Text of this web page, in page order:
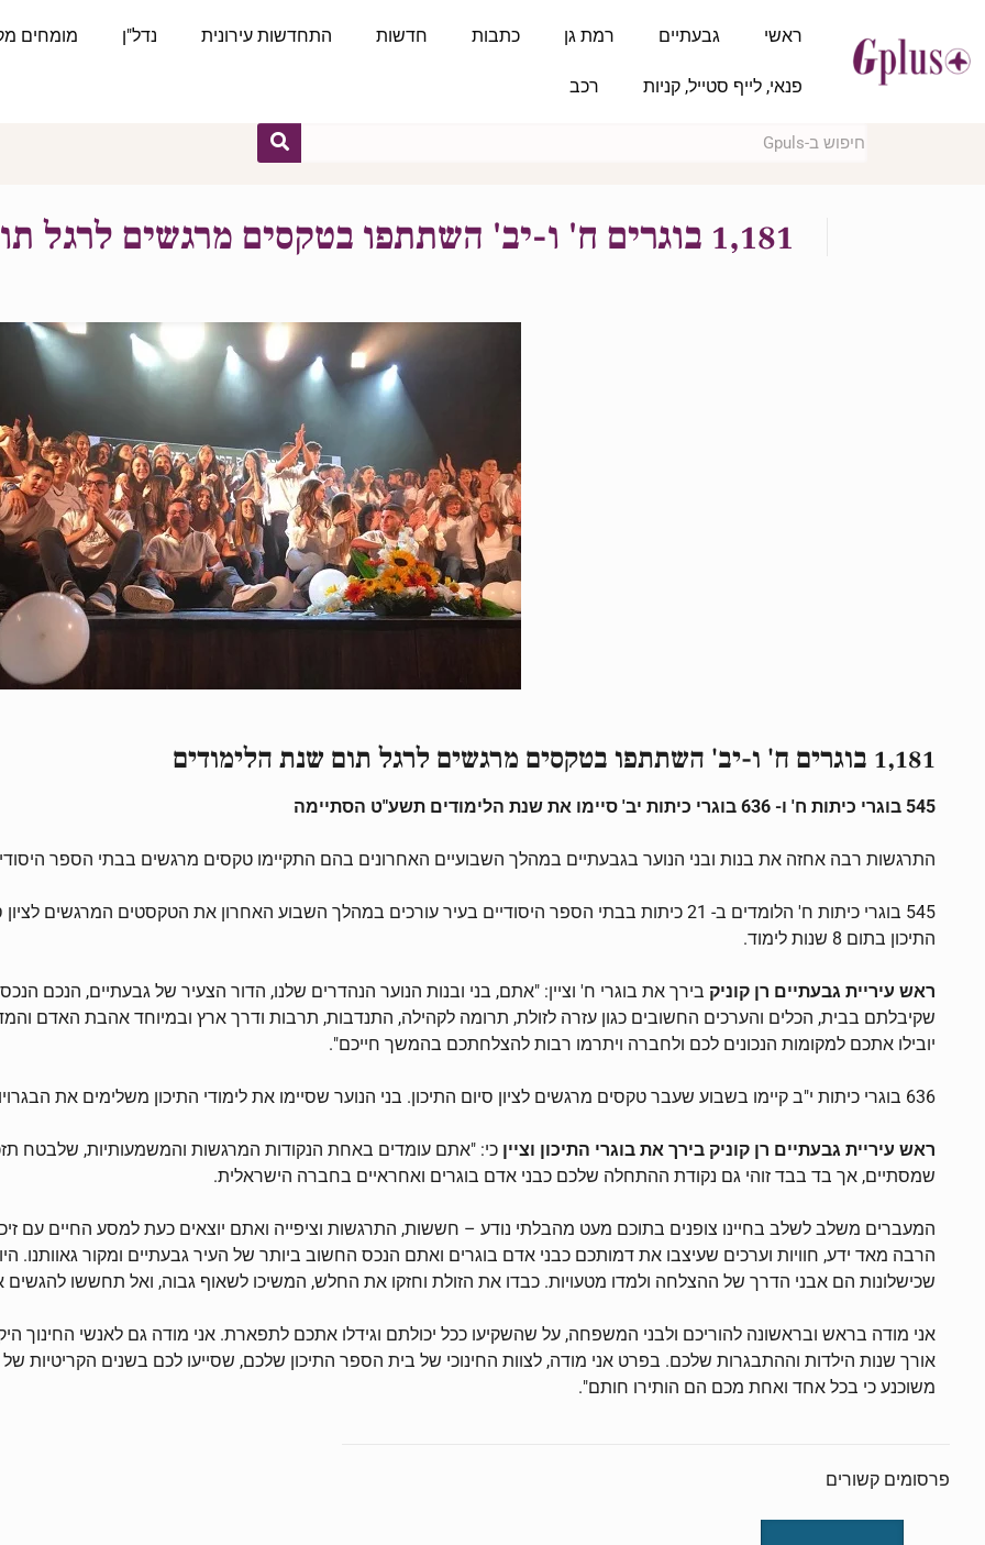
ראשי גבעתיים רמת גן כתבות חדשות התחדשות עירונית נדל"ן מומחים
פנאי, לייף סטייל, קניות רכב
1,181 בוגרים ח' ו-יב' השתתפו בטקסים מרגשים לרגל תום שנת הלימודים תשע"ט
1,181 בוגרים ח' ו-יב' השתתפו בטקסים מרגשים לרגל תום שנת הלימודים
545 בוגרי כיתות ח' ו- 636 בוגרי כיתות יב' סיימו את שנת הלימודים תשע"ט הסתיימה
התרגשות רבה אחזה את בנות ובני הנוער בגבעתיים במהלך השבועיים האחרונים בהם התקיימו טקסים מרגשים בבתי הספר
545 בוגרי כיתות ח' הלומדים ב- 21 כיתות בבתי הספר היסודיים בעיר עורכים במהלך השבוע האחרון את הטקסטים
התיכון בתום 8 שנות לימוד.
ראש עיריית גבעתיים רן קוניק בירך את בוגרי ח' וציין: "אתם, בני ובנות הנוער הנהדרים שלנו, הדור הצעיר של גבעתיים, הנכם
שקיבלתם בבית, הכלים והערכים החשובים כגון עזרה לזולת, תרומה לקהילה, התנדבות, תרבות ודרך ארץ ובמיוחד אהבת האדם
יובילו אתכם למקומות הנכונים לכם ולחברה ויתרמו רבות להצלחתכם בהמשך חייכם".
636 בוגרי כיתות י"ב קיימו בשבוע שעבר טקסים מרגשים לציון סיום התיכון. בני הנוער שסיימו את לימודי התיכון משלימים את הבגרויות האחרונות ומתכוננים לגיוסם הקרב לצה"ל.
ראש עיריית גבעתיים רן קוניק בירך את בוגרי התיכון וציין כי: "אתם עומדים באחת הנקודות המרגשות והמשמעותיות, שלבטח
שמסתיים, אך בד בבד זוהי גם נקודת ההתחלה שלכם כבני אדם בוגרים ואחראיים בחברה הישראלית.
המעברים משלב לשלב בחיינו צופנים בתוכם מעט מהבלתי נודע – חששות, התרגשות וציפייה ואתם יוצאים כעת למסע החיים עם
הרבה מאד ידע, חוויות וערכים שעיצבו את דמותכם כבני אדם בוגרים ואתם הנכס החשוב ביותר של העיר גבעתיים ומקור
שכישלונות הם אבני הדרך של ההצלחה ולמדו מטעויות. כבדו את הזולת וחזקו את החלש, המשיכו לשאוף גבוה, ואל תחששו להגשים
אני מודה בראש ובראשונה להוריכם ולבני המשפחה, על שהשקיעו ככל יכולתם וגידלו אתכם לתפארת. אני מודה גם לאנשי החינוך
אורך שנות הילדות וההתבגרות שלכם. בפרט אני מודה, לצוות החינוכי של בית הספר התיכון שלכם, שסייעו לכם בשנים הקריטיות
משוכנע כי בכל אחד ואחת מכם הם הותירו חותם".
פרסומים קשורים